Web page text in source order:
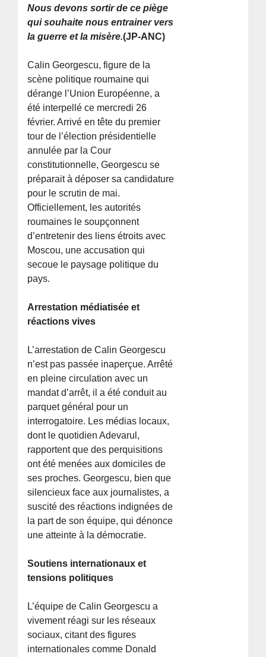
Nous devons sortir de ce piège
qui souhaite nous entrainer vers
la guerre et la misère.(JP-ANC)
Calin Georgescu, figure de la
scène politique roumaine qui
dérange l’Union Européenne, a
été interpellé ce mercredi 26
février. Arrivé en tête du premier
tour de l’élection présidentielle
annulée par la Cour
constitutionnelle, Georgescu se
préparait à déposer sa candidature
pour le scrutin de mai.
Officiellement, les autorités
roumaines le soupçonnent
d’entretenir des liens étroits avec
Moscou, une accusation qui
secoue le paysage politique du
pays.
Arrestation médiatisée et
réactions vives
L’arrestation de Calin Georgescu
n’est pas passée inaperçue. Arrêté
en pleine circulation avec un
mandat d’arrêt, il a été conduit au
parquet général pour un
interrogatoire. Les médias locaux,
dont le quotidien Adevarul,
rapportent que des perquisitions
ont été menées aux domiciles de
ses proches. Georgescu, bien que
silencieux face aux journalistes, a
suscité des réactions indignées de
la part de son équipe, qui dénonce
une atteinte à la démocratie.
Soutiens internationaux et
tensions politiques
L’équipe de Calin Georgescu a
vivement réagi sur les réseaux
sociaux, citant des figures
internationales comme Donald